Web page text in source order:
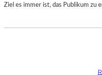
Ziel es immer ist, das Publikum zu